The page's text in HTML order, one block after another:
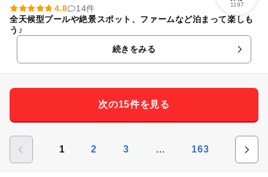
1197
4.8
14件
全天候型プールや絶景スポット、ファームなど泊まって楽しも
う♪
続きをみる
次の15件を見る
1 2 3 … 163